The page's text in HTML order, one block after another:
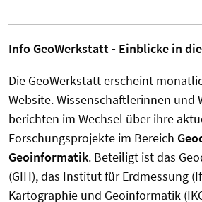
Info GeoWerkstatt - Einblicke in
Die GeoWerkstatt erscheint
Website. Wissenschaftlerinnen und
berichten im Wechsel über ihre
Forschungsprojekte im Bereich
Geoinformatik. Beteiligt ist das
(GIH), das Institut für Erdmessung
Kartographie und Geoinformatik